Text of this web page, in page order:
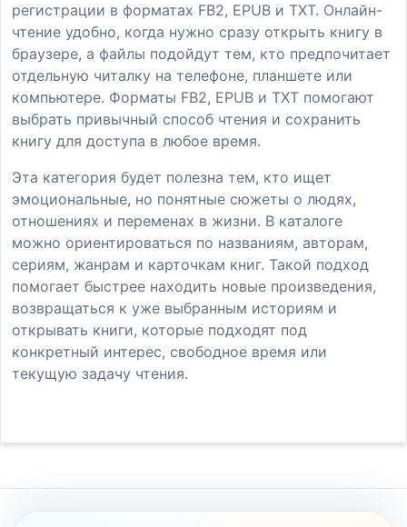
регистрации в форматах FB2, EPUB и TXT. Онлайн-
чтение удобно, когда нужно сразу открыть книгу в
браузере, а файлы подойдут тем, кто предпочитает
отдельную читалку на телефоне, планшете или
компьютере. Форматы FB2, EPUB и TXT помогают
выбрать привычный способ чтения и сохранить
книгу для доступа в любое время.
Эта категория будет полезна тем, кто ищет
эмоциональные, но понятные сюжеты о людях,
отношениях и переменах в жизни. В каталоге
можно ориентироваться по названиям, авторам,
сериям, жанрам и карточкам книг. Такой подход
помогает быстрее находить новые произведения,
возвращаться к уже выбранным историям и
открывать книги, которые подходят под
конкретный интерес, свободное время или
текущую задачу чтения.